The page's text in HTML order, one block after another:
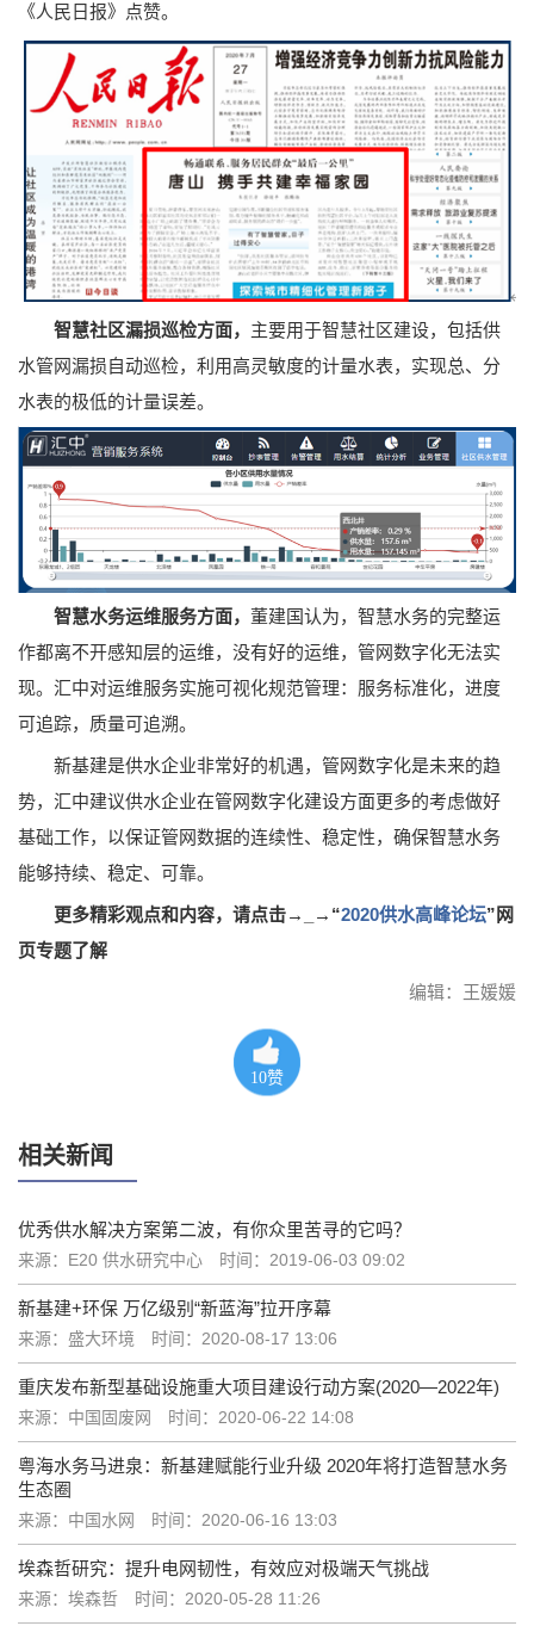
《人民日报》点赞。
智慧社区漏损巡检方面， 主要用于智慧社区建设，包括供
水管网漏损自动巡检，利用高灵敏度的计量水表，实现总、分
水表的极低的计量误差。
智慧水务运维服务方面， 董建国认为，智慧水务的完整运
作都离不开感知层的运维，没有好的运维，管网数字化无法实
现。汇中对运维服务实施可视化规范管理：服务标准化，进度
可追踪，质量可追溯。
新基建是供水企业非常好的机遇，管网数字化是未来的趋
势，汇中建议供水企业在管网数字化建设方面更多的考虑做好
基础工作，以保证管网数据的连续性、稳定性，确保智慧水务
能够持续、稳定、可靠。
更多精彩观点和内容，请点击→_→“2020供水高峰论坛”网
页专题了解
编辑：王媛媛
10赞
相关新闻
优秀供水解决方案第二波，有你众里苦寻的它吗？
来源：E20 供水研究中心 时间：2019-06-03 09:02
新基建+环保 万亿级别“新蓝海”拉开序幕
来源：盛大环境 时间：2020-08-17 13:06
重庆发布新型基础设施重大项目建设行动方案(2020—2022年)
来源：中国固废网 时间：2020-06-22 14:08
粤海水务马进泉：新基建赋能行业升级 2020年将打造智慧水务
生态圈
来源：中国水网 时间：2020-06-16 13:03
埃森哲研究：提升电网韧性，有效应对极端天气挑战
来源：埃森哲 时间：2020-05-28 11:26